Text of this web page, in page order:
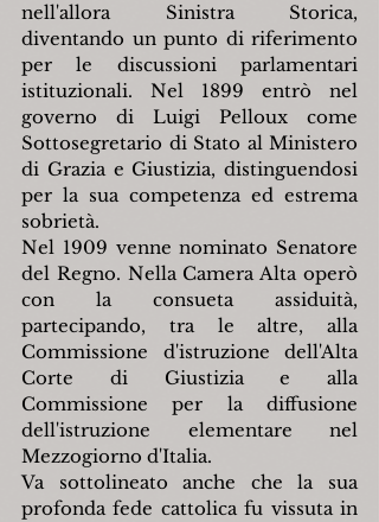
nell'allora Sinistra Storica,
diventando un punto di riferimento
per le discussioni parlamentari
istituzionali. Nel 1899 entrò nel
governo di Luigi Pelloux come
Sottosegretario di Stato al Ministero
di Grazia e Giustizia, distinguendosi
per la sua competenza ed estrema
sobrietà.
Nel 1909 venne nominato Senatore
del Regno. Nella Camera Alta operò
con la consueta assiduità,
partecipando, tra le altre, alla
Commissione d'istruzione dell'Alta
Corte di Giustizia e alla
Commissione per la diffusione
dell'istruzione elementare nel
Mezzogiorno d'Italia.
Va sottolineato anche che la sua
profonda fede cattolica fu vissuta in